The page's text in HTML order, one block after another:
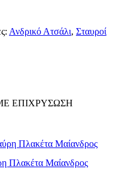
Ανδρικό Ατσάλι, Σταυροί
ΕΠΙΧΡΥΣΩΣΗ
Πλακέτα Μαίανδρος